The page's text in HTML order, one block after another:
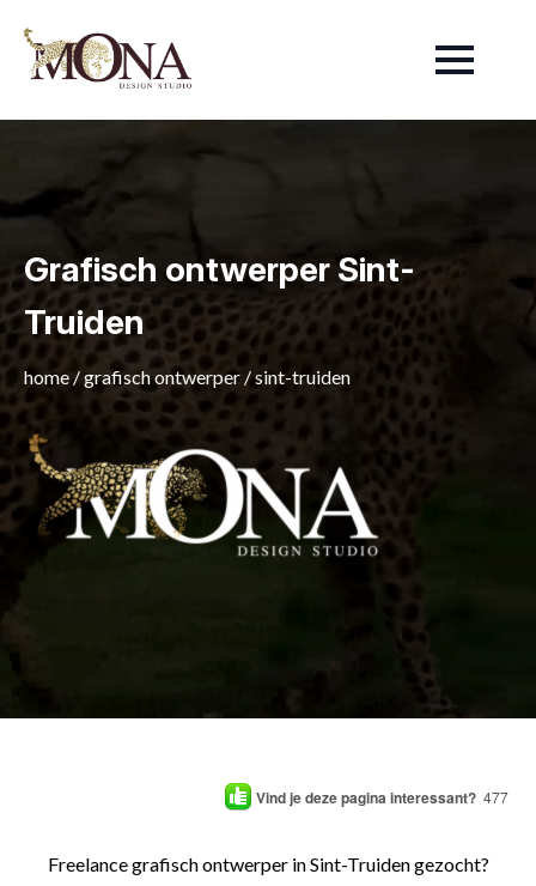
Grafisch ontwerper Sint-
Truiden
home /grafisch ontwerper /sint-truiden
Vind je deze pagina interessant? 477
Freelance grafisch ontwerper in Sint-Truiden gezocht?